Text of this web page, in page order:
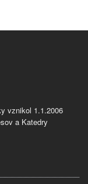
vznikol 1.1.2006
a Katedry